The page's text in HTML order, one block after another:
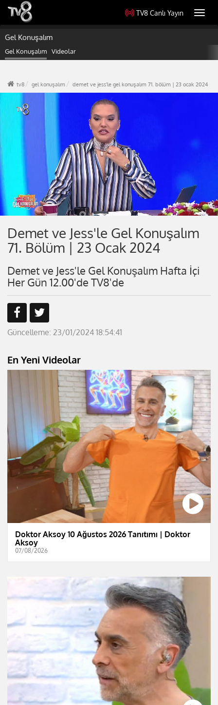
TV8 Canlı Yayın
Gel Konuşalım
Gel Konuşalım Videolar
tv8 gel konuşalım demet ve jess'le gel konuşalım 71. bölüm | 23 ocak 2024
Demet ve Jess'le Gel Konuşalım
71. Bölüm | 23 Ocak 2024
Demet ve Jess'le Gel Konuşalım Hafta İçi
Her Gün 12.00'de TV8'de
Güncelleme: 23/01/2024 18:54:41
En Yeni Videolar
Doktor Aksoy 10 Ağustos 2026 Tanıtımı | Doktor
Aksoy
07/08/2026